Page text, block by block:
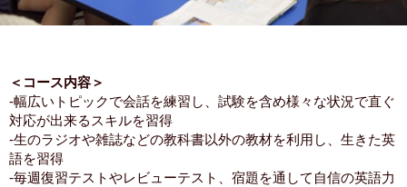
＜コース内容＞
-幅広いトピックで会話を練習し、試験を含め様々な状況で直ぐ
対応が出来るスキルを習得
-生のラジオや雑誌などの教科書以外の教材を利用し、生きた英
語を習得
-毎週復習テストやレビューテスト、宿題を通して自信の英語力